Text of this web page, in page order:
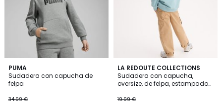
PUMA
Sudadera con capucha de
felpa
34.99 €
5
/
5
3
Colores
LA REDOUTE COLLECTIONS
Sudadera con capucha,
oversize, de felpa, estampado
delantera, mensaje estamp
19.99 €